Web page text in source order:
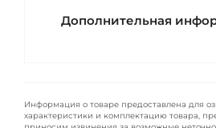
Дополнительная
Информация о товаре предоставлена для
характеристики и комплектацию товара,